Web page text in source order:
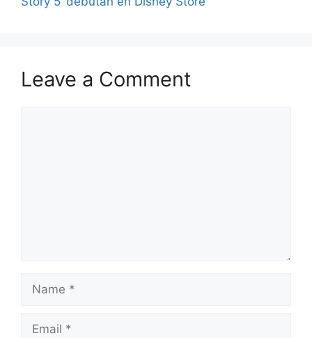
Leave a Comment
Name
Email